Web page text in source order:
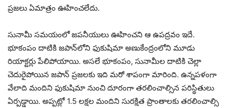
ప్రజలు ఏమాత్రం ఊహించలేదు.
సునామీ సమయంలో జపనీయులు ఊహించని ఆ ఉపద్రవం ఇదే.
భూకంపం దాటికి జపాన్‌లోని ఫుకుషిమా అణుకేంద్రంలోని మూడు
రియాక్టర్లు పేలిపోయాయి. అసలే భూకంపం, సునామీల దాటికి చెల్లా
చెదురైపోయిన జపాన్ ప్రజలకు ఇది మరో శాపంగా మారింది. ఉన్నపళంగా
వేలాది మందిని ఫుకుషిమా నుంచి దూరంగా తరలించాల్సిన పరిస్థితులు
ఏర్పడ్డాయి. అప్పట్లో 1.5 లక్షల మందిని సురక్షిత ప్రాంతాలకు తరలించాల్సి